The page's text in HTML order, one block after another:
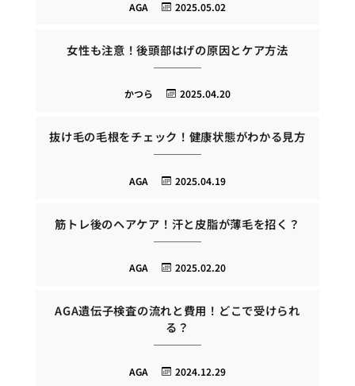
2025.05.02
AGA
女性も注意！後頭部はげの原因とケア方法
2025.04.20
かつら
抜け毛の毛根をチェック！健康状態がわかる見方
2025.04.19
AGA
筋トレ後のヘアケア！汗と皮脂が薄毛を招く？
2025.02.20
AGA
AGA遺伝子検査の流れと費用！どこで受けられ
る？
2024.12.29
AGA